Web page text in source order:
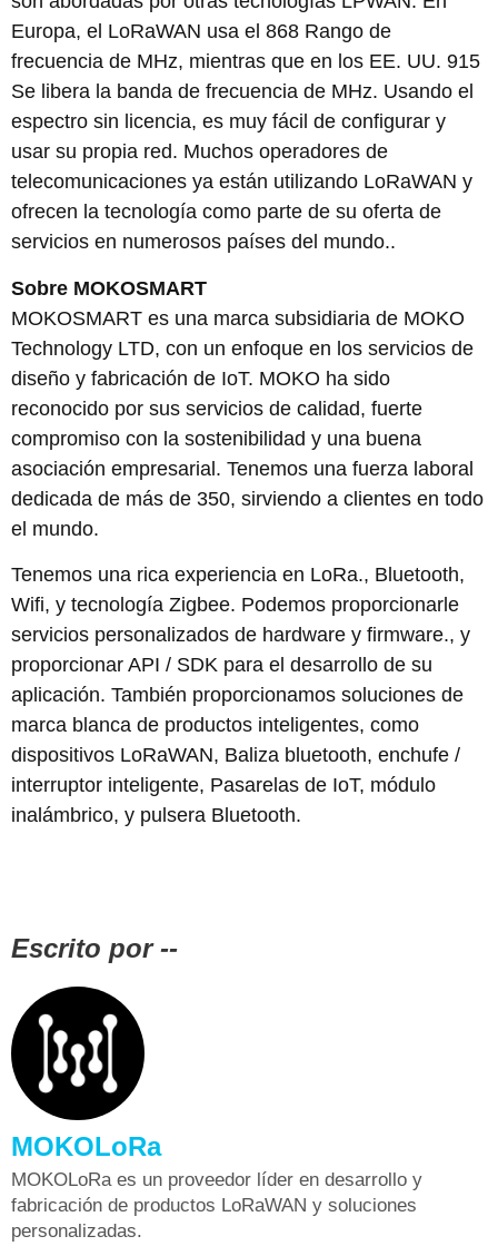
Europa, el LoRaWAN usa el 868 Rango de
frecuencia de MHz, mientras que en los EE. UU. 915
Se libera la banda de frecuencia de MHz. Usando el
espectro sin licencia, es muy fácil de configurar y
usar su propia red. Muchos operadores de
telecomunicaciones ya están utilizando LoRaWAN y
ofrecen la tecnología como parte de su oferta de
servicios en numerosos países del mundo..
Sobre MOKOSMART
MOKOSMART es una marca subsidiaria de MOKO
Technology LTD, con un enfoque en los servicios de
diseño y fabricación de IoT. MOKO ha sido
reconocido por sus servicios de calidad, fuerte
compromiso con la sostenibilidad y una buena
asociación empresarial. Tenemos una fuerza laboral
dedicada de más de 350, sirviendo a clientes en todo
el mundo.
Tenemos una rica experiencia en LoRa., Bluetooth,
Wifi, y tecnología Zigbee. Podemos proporcionarle
servicios personalizados de hardware y firmware., y
proporcionar API / SDK para el desarrollo de su
aplicación. También proporcionamos soluciones de
marca blanca de productos inteligentes, como
dispositivos LoRaWAN, Baliza bluetooth, enchufe /
interruptor inteligente, Pasarelas de IoT, módulo
inalámbrico, y pulsera Bluetooth.
Escrito por --
MOKOLoRa
MOKOLoRa es un proveedor líder en desarrollo y
fabricación de productos LoRaWAN y soluciones
personalizadas.